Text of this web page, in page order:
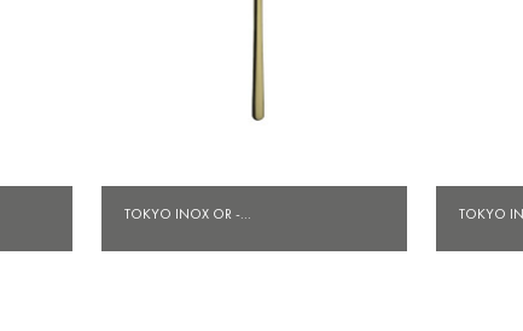
Aperçu rapide
TOKYO INOX OR -... TOKYO